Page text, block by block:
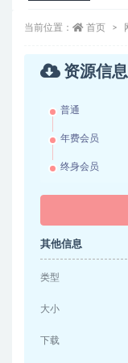
当前位置： 首页
资源信息
普通
年费会员
终身会员
其他信息
类型
大小
下载